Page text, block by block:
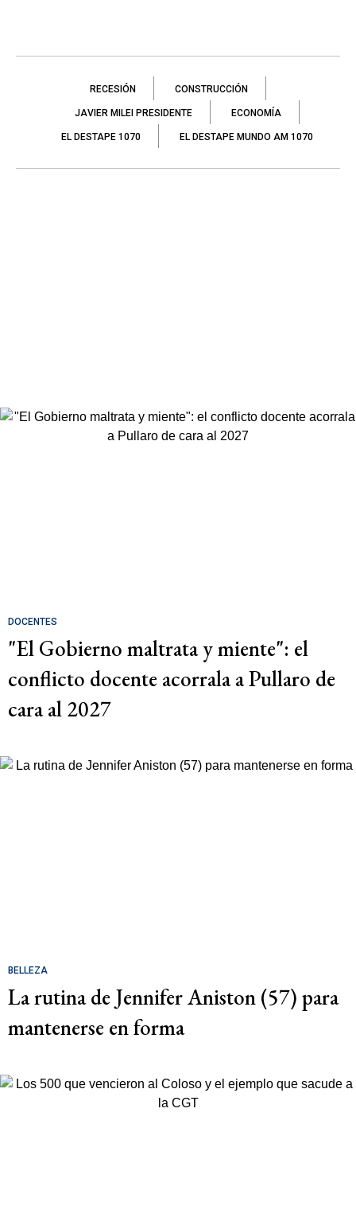
RECESIÓN CONSTRUCCIÓN
JAVIER MILEI PRESIDENTE ECONOMÍA
EL DESTAPE 1070 EL DESTAPE MUNDO AM 1070
DOCENTES
"El Gobierno maltrata y miente": el
conflicto docente acorrala a Pullaro de
cara al 2027
BELLEZA
La rutina de Jennifer Aniston (57) para
mantenerse en forma